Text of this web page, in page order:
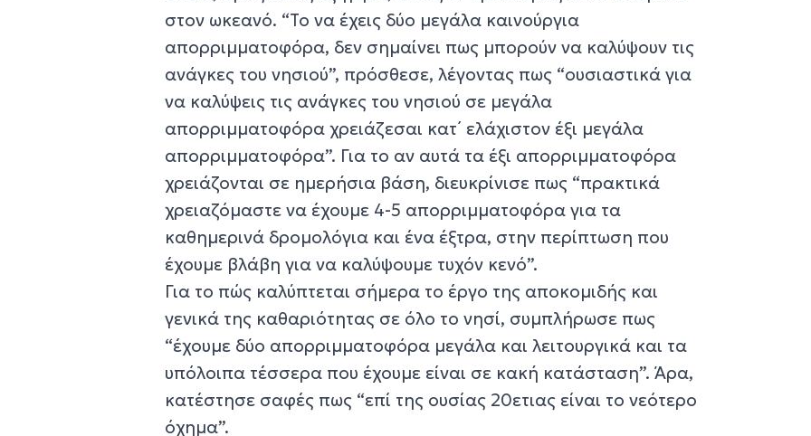
στον ωκεανό. “Το να έχεις δύο μεγάλα καινούργια
απορριμματοφόρα, δεν σημαίνει πως μπορούν να καλύψουν τις
ανάγκες του νησιού”, πρόσθεσε, λέγοντας πως “ουσιαστικά για
να καλύψεις τις ανάγκες του νησιού σε μεγάλα
απορριμματοφόρα χρειάζεσαι κατ΄ ελάχιστον έξι μεγάλα
απορριμματοφόρα”. Για το αν αυτά τα έξι απορριμματοφόρα
χρειάζονται σε ημερήσια βάση, διευκρίνισε πως “πρακτικά
χρειαζόμαστε να έχουμε 4-5 απορριμματοφόρα για τα
καθημερινά δρομολόγια και ένα έξτρα, στην περίπτωση που
έχουμε βλάβη για να καλύψουμε τυχόν κενό”.
Για το πώς καλύπτεται σήμερα το έργο της αποκομιδής και
γενικά της καθαριότητας σε όλο το νησί, συμπλήρωσε πως
“έχουμε δύο απορριμματοφόρα μεγάλα και λειτουργικά και τα
υπόλοιπα τέσσερα που έχουμε είναι σε κακή κατάσταση”. Άρα,
κατέστησε σαφές πως “επί της ουσίας 20ετιας είναι το νεότερο
όχημα”.